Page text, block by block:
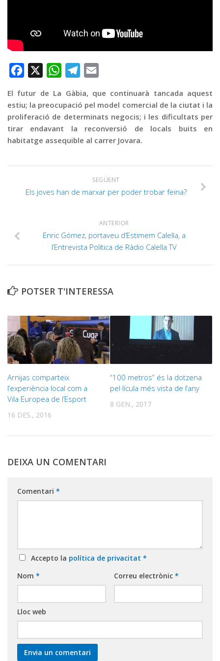
Contacte
Facebook WhatsAppTelegram
El futur de La Gàbia, que continuarà tancada aquest
estiu; la preocupació pel model comercial de la ciutat i la
proliferació de determinats negocis; i les dificultats per
tirar endavant la reconversió de locals buits en
habitatge assequible al carrer Jovara.
SEGÜENT
Els joves han de marxar per poder trobar feina?
ANTERIOR
Enric Gómez, portaveu d’Estimem Calella, a
l’Entrevista Política de Ràdio Calella TV
POTSER T'INTERESSA
Arnijas comparteix
l’experiència local com a
Vila Europea de l’Esport
16 DES., 2016
“100 metros” és la dotzena
pel·lícula més vista de l’any
8 GEN., 2017
DEIXA UN COMENTARI
Comentari *
Accepto la política de privacitat *
Nom * Correu electrònic *
Lloc web